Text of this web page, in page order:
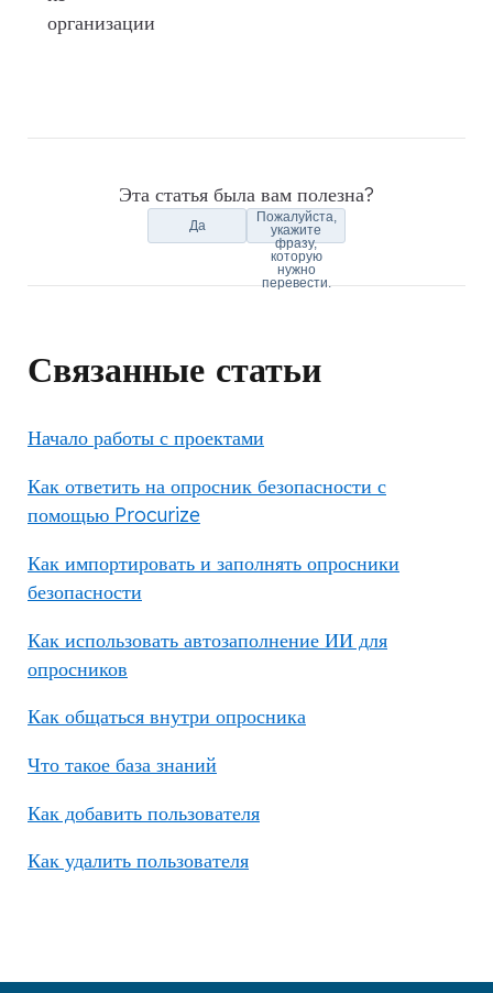
организации
Эта статья была вам полезна?
Да
Пожалуйста,
укажите
фразу,
которую
нужно
перевести.
Связанные статьи
Начало работы с проектами
Как ответить на опросник безопасности с
помощью Procurize
Как импортировать и заполнять опросники
безопасности
Как использовать автозаполнение ИИ для
опросников
Как общаться внутри опросника
Что такое база знаний
Как добавить пользователя
Как удалить пользователя